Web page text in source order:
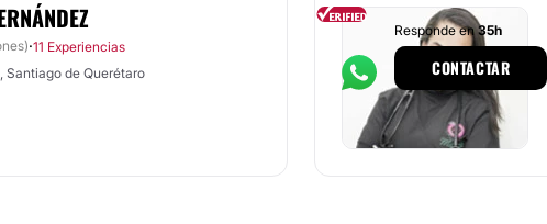
·11 Experiencias
Santiago de Querétaro
Responde en35h
CONTACTAR